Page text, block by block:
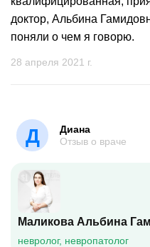
доктор, Альбина
поняли о чем я говорю.
28 апреля 2021 г.
Д
Диана
Отзыв о враче
Маликова Альбина
невролог, невропатолог